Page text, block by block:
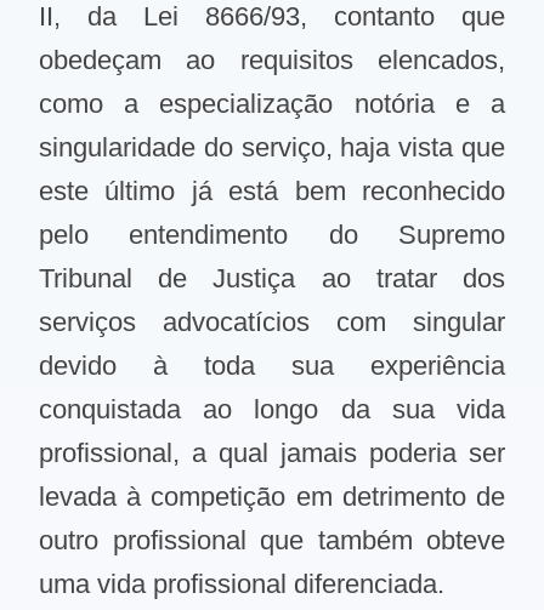
II, da Lei 8666/93, contanto que
obedeçam ao requisitos elencados,
como a especialização notória e a
singularidade do serviço, haja vista que
este último já está bem reconhecido
pelo entendimento do Supremo
Tribunal de Justiça ao tratar dos
serviços advocatícios com singular
devido à toda sua experiência
conquistada ao longo da sua vida
profissional, a qual jamais poderia ser
levada à competição em detrimento de
outro profissional que também obteve
uma vida profissional diferenciada.